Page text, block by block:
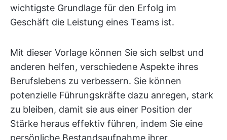
wichtigste Grundlage für den Erfolg im
Geschäft die Leistung eines Teams ist.
Mit dieser Vorlage können Sie sich selbst und
anderen helfen, verschiedene Aspekte ihres
Berufslebens zu verbessern. Sie können
potenzielle Führungskräfte dazu anregen, stark
zu bleiben, damit sie aus einer Position der
Stärke heraus effektiv führen, indem Sie eine
persönliche Bestandsaufnahme ihrer